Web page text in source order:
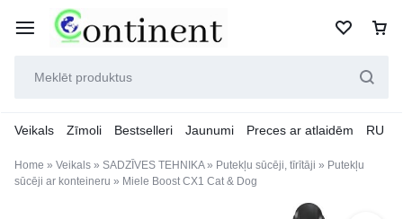
Veikals Zīmoli Bestselleri Jaunumi Preces ar atlaidēm RU
Home » Veikals » SADZĪVES TEHNIKA» Putekļu sūcēji, tīrītāji » Putekļu
sūcēji ar konteineru » Miele Boost CX1 Cat & Dog